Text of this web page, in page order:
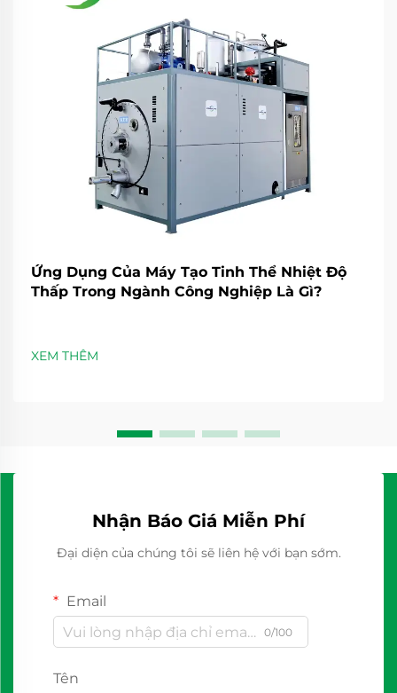
Ứng Dụng Của Máy Tạo Tinh Thể Nhiệt Độ
Thấp Trong Ngành Công Nghiệp Là Gì?
XEM THÊM
Nhận Báo Giá Miễn Phí
Đại diện của chúng tôi sẽ liên hệ với bạn sớm.
Email
0/100
Tên